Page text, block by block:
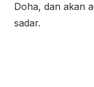
Doha, dan akan
sadar.